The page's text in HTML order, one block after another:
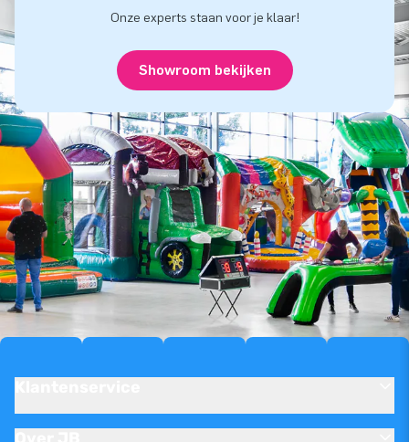
Onze experts staan voor je klaar!
Showroom bekijken